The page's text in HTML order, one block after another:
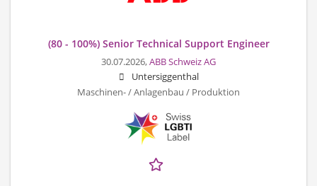
(80 - 100%) Senior Technical Support Engineer
30.07.2026,ABB Schweiz AG
Untersiggenthal
Maschinen- / Anlagenbau / Produktion